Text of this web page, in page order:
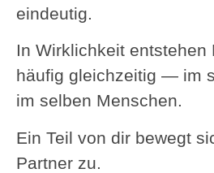
eindeutig.
In Wirklichkeit entstehen
häufig gleichzeitig — im
im selben Menschen.
Ein Teil von dir bewegt
Partner zu.